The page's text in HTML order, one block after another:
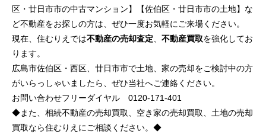
区・廿日市市の中古マンション】【佐伯区・廿日市市の土地】な
ど不動産をお探しの方は、ぜひ一度お気軽にご来場ください。
現在、住むりえでは不動産の売却査定 不動産買取を強化してお
ります。
広島市佐伯区・西区、廿日市市で土地、家の売却をご検討中の方
がいらっしゃいましたら、ぜひ当社へご連絡ください。
お問い合わせフリーダイヤル 0120-171-401
◆また、相続不動産の売却買取、空き家の売却買取、土地の売却
買取なら住むりえにご相談ください。◆